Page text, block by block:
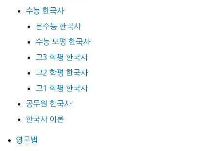
수능 한국사
본수능 한국사
수능 모평 한국사
고3 학평 한국사
고2 학평 한국사
고1 학평 한국사
공무원 한국사
한국사 이론
영문법